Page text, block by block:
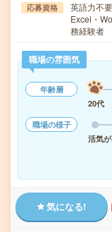
応募資格
英語力不要
Excel・
務経験者
職場の雰囲気
年齢層
20代
職場の様子
活気
気になる!